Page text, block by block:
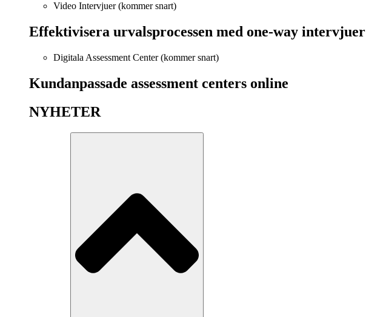
Video Intervjuer (kommer snart)
Effektivisera urvalsprocessen med one-way intervjuer
Digitala Assessment Center (kommer snart)
Kundanpassade assessment centers online
NYHETER